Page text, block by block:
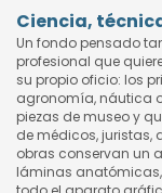
Ciencia,
Un fondo pensado
profesional que
su propio oficio: los
agronomía, náutica
piezas de museo y
de médicos, juristas,
obras conservan un
láminas